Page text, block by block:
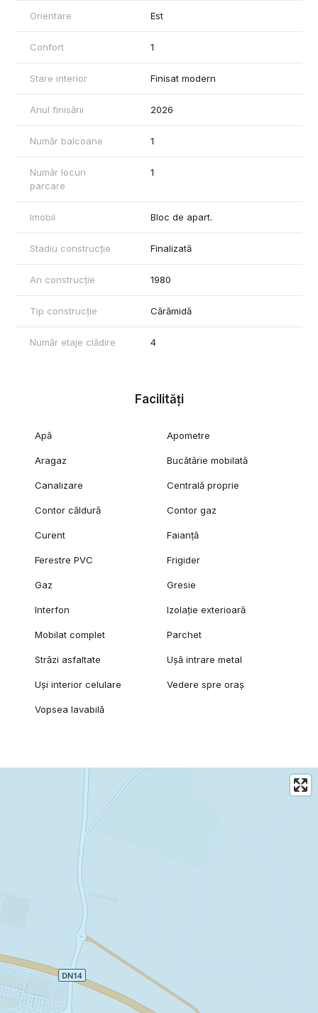
Orientare Est
Confort 1
Stare interior Finisat modern
Anul finisării 2026
Număr balcoane 1
Număr locuri
parcare
1
Imobil Bloc de apart.
Stadiu construcție Finalizată
An construcție 1980
Tip construcție Cărămidă
Număr etaje clădire 4
Facilități
Apă Apometre
Aragaz Bucătărie mobilată
Canalizare Centrală proprie
Contor căldură Contor gaz
Curent Faianță
Ferestre PVC Frigider
Gaz Gresie
Interfon Izolație exterioară
Mobilat complet Parchet
Străzi asfaltate Ușă intrare metal
Uși interior celulare Vedere spre oraș
Vopsea lavabilă